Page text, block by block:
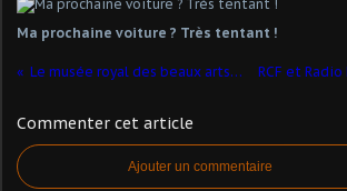
Ma prochaine voiture ? Très tentant !
Le musée royal des beaux arts à Anvers.
Commenter cet article
Ajouter un commentaire